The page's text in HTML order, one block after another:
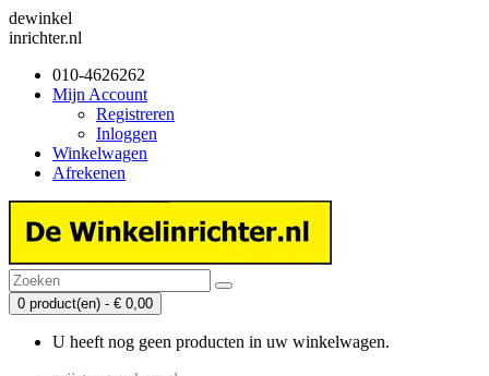
dewinkel
inrichter.nl
010-4626262
Mijn Account
Registreren
Inloggen
Winkelwagen
Afrekenen
0 product(en) - € 0,00
U heeft nog geen producten in uw winkelwagen.